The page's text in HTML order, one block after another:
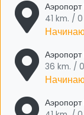
41 km. /
36 km. /